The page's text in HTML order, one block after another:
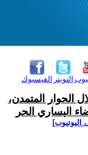
الفيسبوك التويتر
الحوار المتمدن،
اليساري الحر
اليوتيوب]